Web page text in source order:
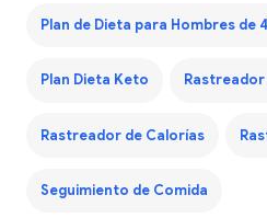
Plan de Dieta para Hombres de
Plan Dieta Keto
Rastreador de Calorías
Seguimiento de Comida